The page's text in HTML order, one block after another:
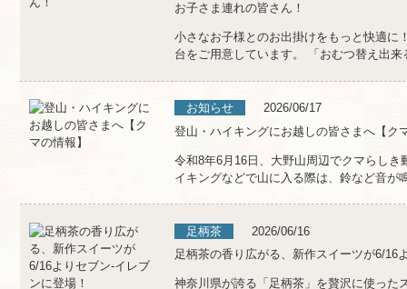
お子さま連れの皆さん！
小さなお子様とのお出掛けをもっと快適に
台をご用意しています。 「おむつ替え出
お知らせ
2026/06/17
登山・ハイキングにお越しの皆さまへ【ク
令和8年6月16日、大野山周辺でクマらし
イキングなどで山に入る際は、鈴など音が
足柄茶
2026/06/16
足柄茶の香り広がる、新作スイーツが6/16
神奈川県が誇る「足柄茶」を贅沢に使った